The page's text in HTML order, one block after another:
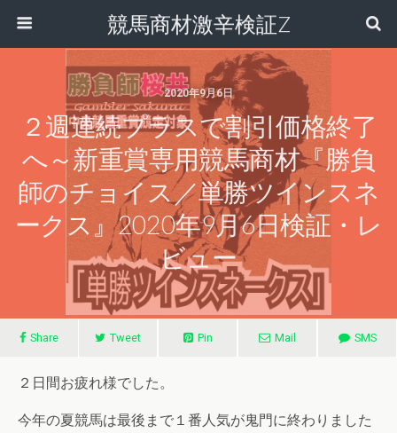
競馬商材激辛検証Z
2020年9月6日
２週連続プラスで割引価格終了
へ～新重賞専用競馬商材『勝負
師のチョイス／単勝ツインスネ
ークス』2020年9月6日検証・レ
ビュー
Share Tweet Pin Mail SMS
２日間お疲れ様でした。
今年の夏競馬は最後まで１番人気が鬼門に終わりました